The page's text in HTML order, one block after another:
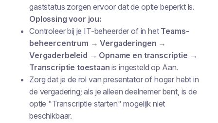
gaststatus zorgen ervoor dat de optie beperkt is.
Oplossing voor jou:
Controleer bij je IT-beheerder of in het Teams-
beheercentrum → Vergaderingen →
Vergaderbeleid → Opname en transcriptie →
Transcriptie toestaan is ingesteld op Aan.
Zorg dat je de rol van presentator of hoger hebt in
de vergadering; als je alleen deelnemer bent, is de
optie "Transcriptie starten" mogelijk niet
beschikbaar.